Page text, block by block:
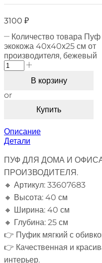
3100 ₽
Количество товара Пуф
экокожа 40х40х25 см от
производителя, бежевый
В корзину
or
Купить
Описание
Детали
ПУФ ДЛЯ ДОМА И
ПРОИЗВОДИТЕЛЯ.
🔸 Артикул: 33607683
🔸 Высота: 40 см
🔸 Ширина: 40 см
🔸 Глубина: 25 см
👉 Пуфик мягкий с
👉 Качественная и
интерьер.